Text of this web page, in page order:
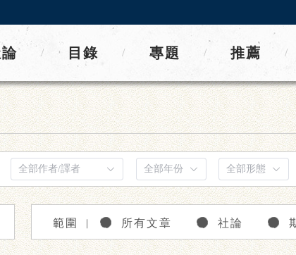
/ 目錄 / 專題 / 推薦 /
範圍 ｜ 所有文章 社論